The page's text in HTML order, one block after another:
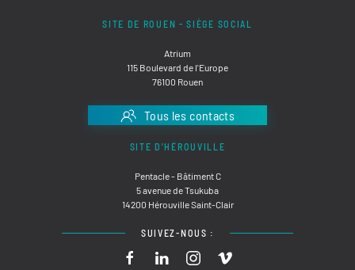
SITE DE ROUEN - SIÈGE SOCIAL
Atrium
115 Boulevard de l'Europe
76100 Rouen
Tous les contacts
SITE D'HÉROUVILLE
Pentacle - Bâtiment C
5 avenue de Tsukuba
14200 Hérouville Saint-Clair
SUIVEZ-NOUS :